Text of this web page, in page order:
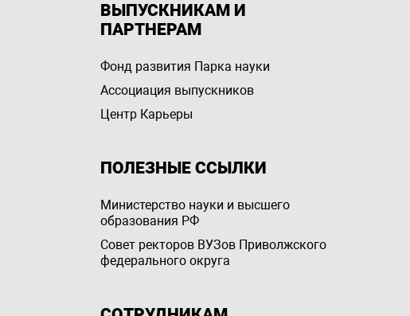
ВЫПУСКНИКАМ И
ПАРТНЕРАМ
Фонд развития Парка науки
Ассоциация выпускников
Центр Карьеры
ПОЛЕЗНЫЕ ССЫЛКИ
Министерство науки и высшего
образования РФ
Совет ректоров ВУЗов Приволжского
федерального округа